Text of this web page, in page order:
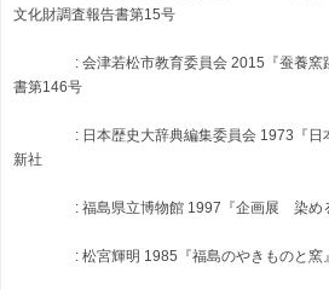
文化財調査報告書第15号
: 会津若松市教育委員会 2015『蚕養窯跡
書第146号
: 日本歴史大辞典編集委員会 1973『日本
新社
: 福島県立博物館 1997『企画展 染める-
: 松宮輝明 1985『福島のやきものと窯』,